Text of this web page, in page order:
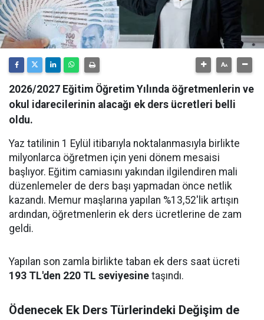
2026/2027 Eğitim Öğretim Yılında öğretmenlerin ve
okul idarecilerinin alacağı ek ders ücretleri belli
oldu.
Yaz tatilinin 1 Eylül itibarıyla noktalanmasıyla birlikte
milyonlarca öğretmen için yeni dönem mesaisi
başlıyor. Eğitim camiasını yakından ilgilendiren mali
düzenlemeler de ders başı yapmadan önce netlik
kazandı. Memur maşlarına yapılan %13,52'lik artışın
ardından, öğretmenlerin ek ders ücretlerine de zam
geldi.
Yapılan son zamla birlikte taban ek ders saat ücreti
193 TL'den 220 TL seviyesine taşındı.
Ödenecek Ek Ders Türlerindeki Değişim de